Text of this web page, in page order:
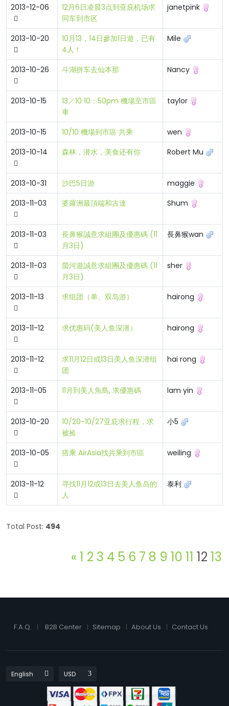
2013-12-06
12月6日凌晨3点到亚庇机场求
同车到市区
janetpink
2013-10-20
10月13，14日參加1日遊，已有
4人！
Mile
2013-10-26 斗湖拼车去仙本那 Nancy
2013-10-15
13／10 10：50pm 機場至市區
車
taylor
2013-10-15 10/10 機場到市區 共乘
wen
2013-10-14
森林，潜水，美食还有你 Robert Mu
2013-10-31 沙巴5日游
maggie
2013-11-03
婆羅洲最頂端和古達 Shum
2013-11-03
長鼻猴誠意求組團及優惠碼 (11
月3日)
長鼻猴wan
2013-11-03
螢河遊誠意求組團及優惠碼 (11
月3日)
sher
2013-11-13 求组团（单、双岛游） hairong
2013-11-12 求优惠码(美人鱼深潜） hairong
2013-11-12
求11月12日或13日美人鱼深潜组
团
hai rong
2013-11-05 11月到美人魚島, 求優惠碼 lam yin
2013-10-20
10/20-10/27亚庇求行程，求
被捡
小5
2013-10-05 搭乘 AirAsia找共乘到市區 weiling
2013-11-12
寻找11月12或13日去美人鱼岛的
人
泰利
Total Post: 494
« 1 2 3 4 5 6 7 8 9 10 11 12 13
F.A.Q. B2B Center Sitemap About Us Contact Us